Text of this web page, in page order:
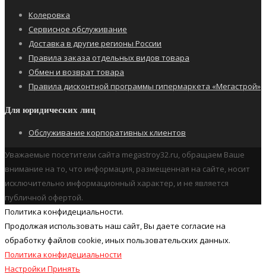
Колеровка
Сервисное обслуживание
Доставка в другие регионы России
Правила заказа отдельных видов товара
Обмен и возврат товара
Правила дисконтной программы гипермаркета «Мегастрой»
Для юридических лиц
Обслуживание корпоративных клиентов
Уважаемые посетители сайта megastroy32.ru, обращаем Ваше
внимание на то, что информация, размещенная на сайте, носит
исключительно информационный характер, и не является
публичной офертой.
Политика конфидециальности.
Продолжая использовать наш cайт, Вы даете согласие на
обработку файлов cookie, иных пользовательских данных.
Политика конфидециальности
Настройки Принять